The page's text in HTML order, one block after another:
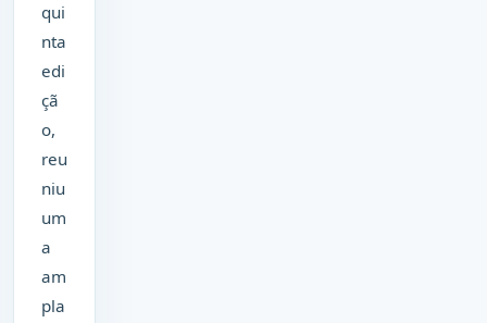
qui
nta
edi
çã
o,
reu
niu
um
a
am
pla